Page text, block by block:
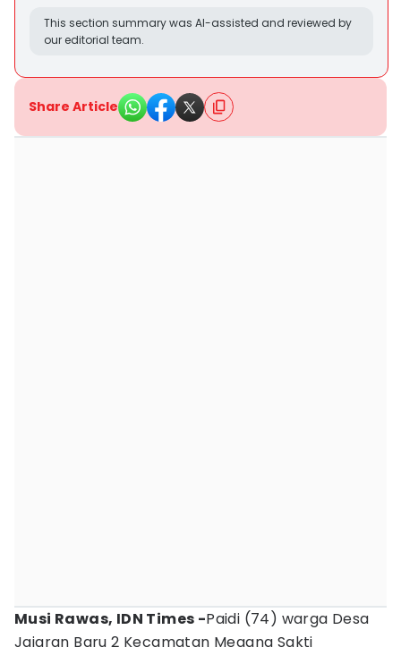
This section summary was AI-assisted and reviewed by
our editorial team.
Share Article
Musi Rawas, IDN Times -Paidi (74) warga Desa
Jajaran Baru 2 Kecamatan Megang Sakti